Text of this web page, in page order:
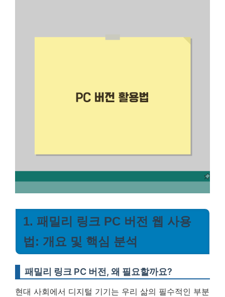
1. 패밀리 링크 PC 버전 웹 사용
법: 개요 및 핵심 분석
패밀리 링크 PC 버전, 왜 필요할까요?
현대 사회에서 디지털 기기는 우리 삶의 필수적인 부분